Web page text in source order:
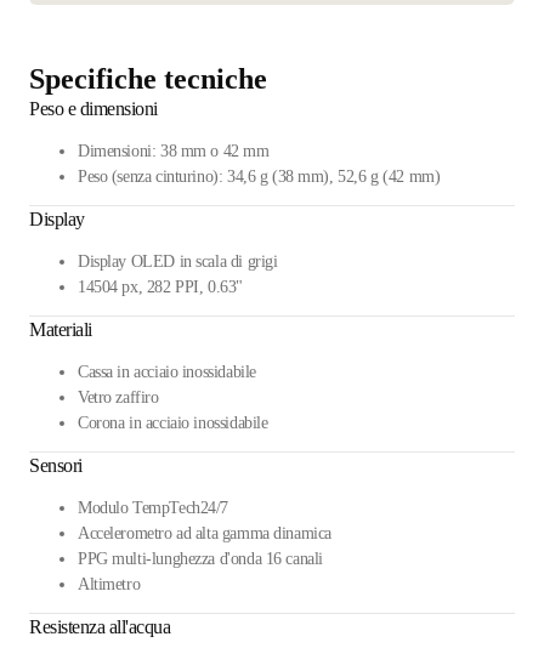
Specifiche tecniche
Peso e dimensioni
Dimensioni: 38 mm o 42 mm
Peso (senza cinturino): 34,6 g (38 mm), 52,6 g (42 mm)
Display
Display OLED in scala di grigi
14504 px, 282 PPI, 0.63"
Materiali
Cassa in acciaio inossidabile
Vetro zaffiro
Corona in acciaio inossidabile
Sensori
Modulo TempTech24/7
Accelerometro ad alta gamma dinamica
PPG multi-lunghezza d'onda 16 canali
Altimetro
Resistenza all'acqua